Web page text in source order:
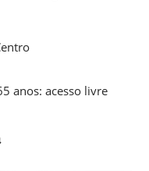
anos: acesso livre